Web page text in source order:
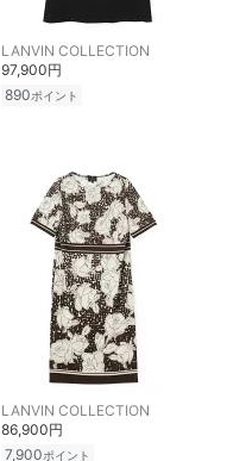
LANVIN COLLECTION
97,900円
890ポイント
LANVIN COLLECTION
86,900円
7,900ポイント